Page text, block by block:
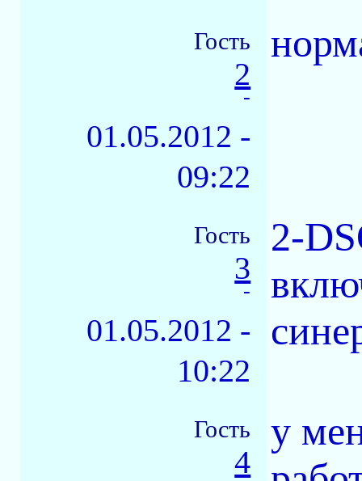
Гость
2
-
01.05.2012 -
09:22
Гость
3
-
01.05.2012 -
10:22
2-
Гость
4
у